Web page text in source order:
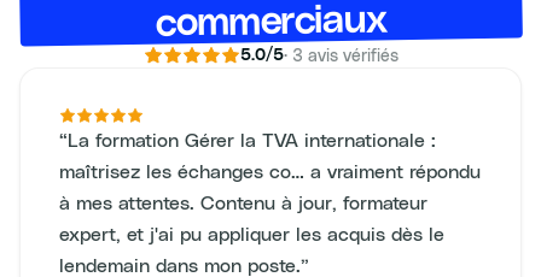
commerciaux
5.0/5· 3 avis vérifiés
“La formation Gérer la TVA internationale :
maîtrisez les échanges co… a vraiment répondu
à mes attentes. Contenu à jour, formateur
expert, et j'ai pu appliquer les acquis dès le
lendemain dans mon poste.”